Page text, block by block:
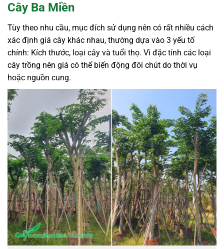
Cây Ba Miền
Tùy theo nhu cầu, mục đích sử dụng nên có rất nhiều cách
xác định giá cây khác nhau, thường dựa vào 3 yếu tố
chính: Kích thước, loại cây và tuổi thọ. Vì đặc tính các loại
cây trồng nên giá có thể biến động đôi chút do thời vụ
hoặc nguồn cung.